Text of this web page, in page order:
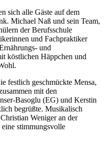
sich alle Gäste auf dem
Michael Naß und sein Team,
der Berufsschule
und Fachpraktiker
und
köstlichen Häppchen und
festlich geschmückte Mensa,
mit den
Basoglu (EG) und Kerstin
begrüßte. Musikalisch
Weniger an der
stimmungsvolle